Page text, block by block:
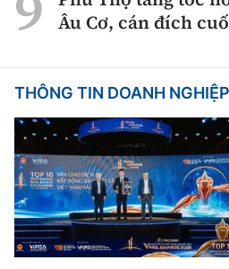
Âu Cơ, cán đích
THÔNG TIN DOANH NGHIỆP